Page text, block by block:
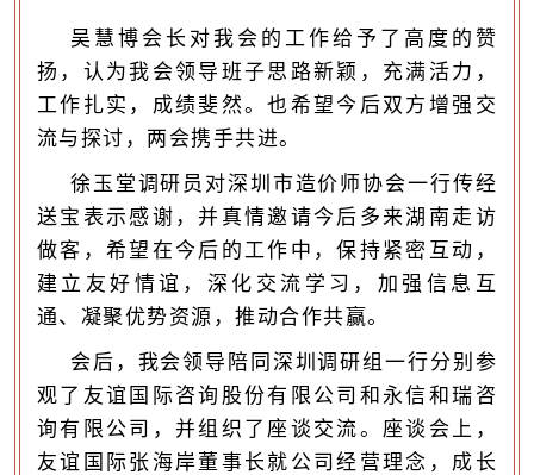
吴慧博会 长对我会的工作给予了高度的赞
扬，认为我会领导班子思路新颖，充满活力，
工作扎实，成绩斐然。也希望今后双方增强交
流与探讨，两会携手共进。
徐玉堂调研员对深圳市造价师协会一行传经
送宝表示感谢，并真情邀请今后多来湖南走访
做客，希望在今后的工作中，保持紧密互动，
建立友好情谊，深化交流学习，加强信息互
通、凝聚优势资源，推动合作共赢。
会后，我会领导陪同深圳调研组一行分别参
观了友谊国际咨询股份有限公司和永信和瑞咨
询有限公司，并组织了座谈交流。座谈会上，
友谊国际张海岸董事长就公司经营理念，成长